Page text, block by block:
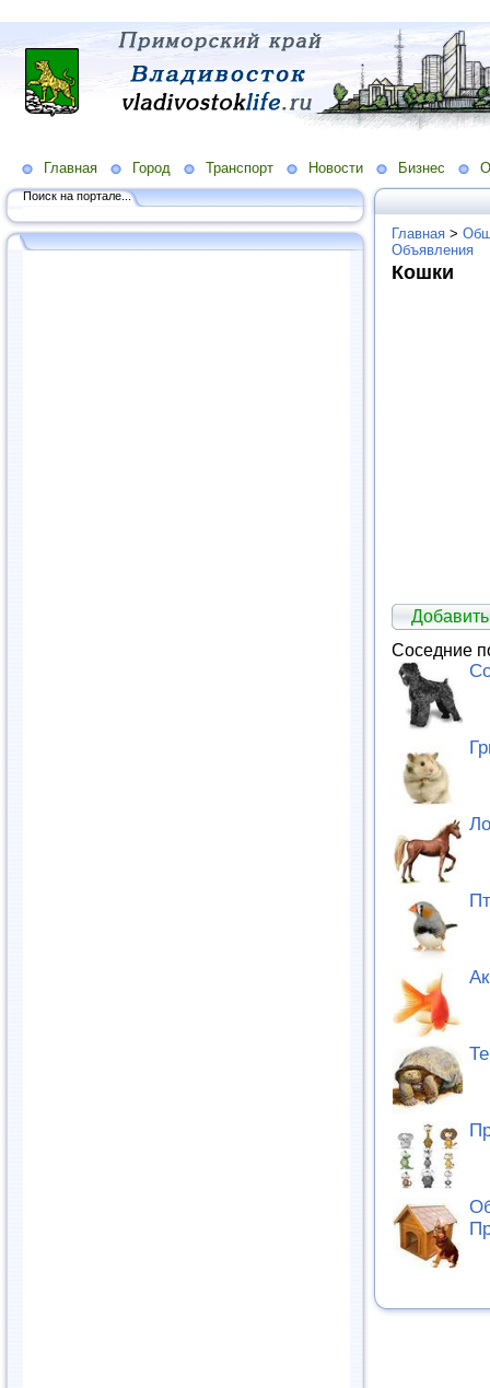
Главная Город Транспорт Новости Бизнес
Поиск на портале...
Главная >
Объявления
Кошки
Соседние